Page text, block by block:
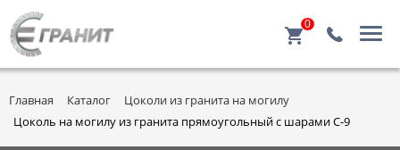
0
Главная Каталог
Цоколи из гранита на могилу
Цоколь на могилу из гранита прямоугольный с шарами C-9